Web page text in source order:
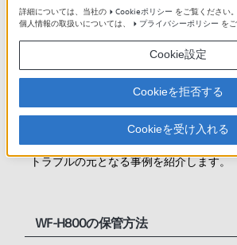
WF-H800の故障原因の多くを占めるのが
WF-H800は、防水仕様ではありません
に湿気や水分が浸入することで内部部品
り、ヘッドセットや充電ケースの端子が
また、ちょっとした不注意や気づかない
トを水に濡らしてしまい、修理が必要と
す。
トラブルの元となる事例を紹介します。
WF-H800の保管方法
詳細については、当社の
Cookieポリシー をご覧ください。
個人情報の取扱いについては、
プライバシーポリシー を
Cookie設定
Cookieを拒否する
Cookieを受け入れる